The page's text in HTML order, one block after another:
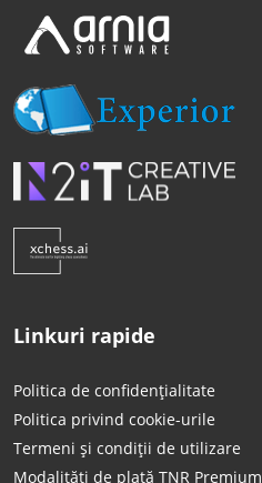
Linkuri rapide
Politica de confidențialitate
Politica privind cookie-urile
Termeni și condiții de utilizare
Modalități de plată TNR Premium